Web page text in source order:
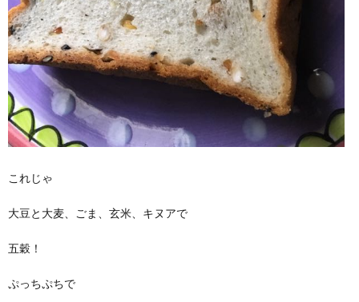
これじゃ
大豆と大麦、ごま、玄米、キヌアで
五穀！
ぷっちぷちで